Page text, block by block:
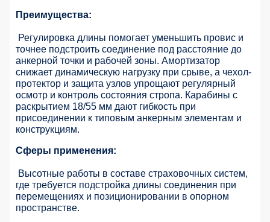
Преимущества:
Регулировка длины помогает уменьшить провис и
точнее подстроить соединение под расстояние до
анкерной точки и рабочей зоны. Амортизатор
снижает динамическую нагрузку при срыве, а чехол-
протектор и защита узлов упрощают регулярный
осмотр и контроль состояния стропа. Карабины с
раскрытием 18/55 мм дают гибкость при
присоединении к типовым анкерным элементам и
конструкциям.
Сферы применения:
Высотные работы в составе страховочных систем,
где требуется подстройка длины соединения при
перемещениях и позиционировании в опорном
пространстве.